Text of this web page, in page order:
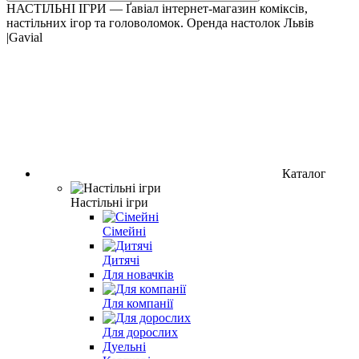
НАСТІЛЬНІ ІГРИ — Ґавіал інтернет-магазин коміксів,
настільних ігор та головоломок. Оренда настолок Львів
|Gavial
Каталог
Настільні ігри
Сімейні
Дитячі
Для новачків
Для компанії
Для дорослих
Дуельні